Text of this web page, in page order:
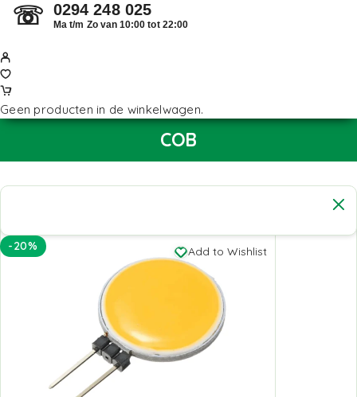
☏ 0294 248 025
Ma t/m Zo van 10:00 tot 22:00
Geen producten in de winkelwagen.
COB
-20% Add to Wishlist